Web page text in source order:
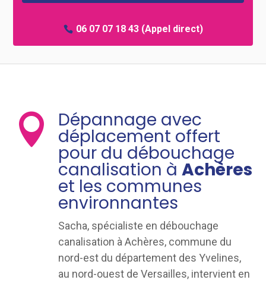
06 07 07 18 43(Appel direct)
 Dépannage avec
déplacement offert
pour du débouchage
canalisation à Achères
et les communes
environnantes
Sacha, spécialiste en débouchage
canalisation à Achères, commune du
nord-est du département des Yvelines,
au nord-ouest de Versailles, intervient en